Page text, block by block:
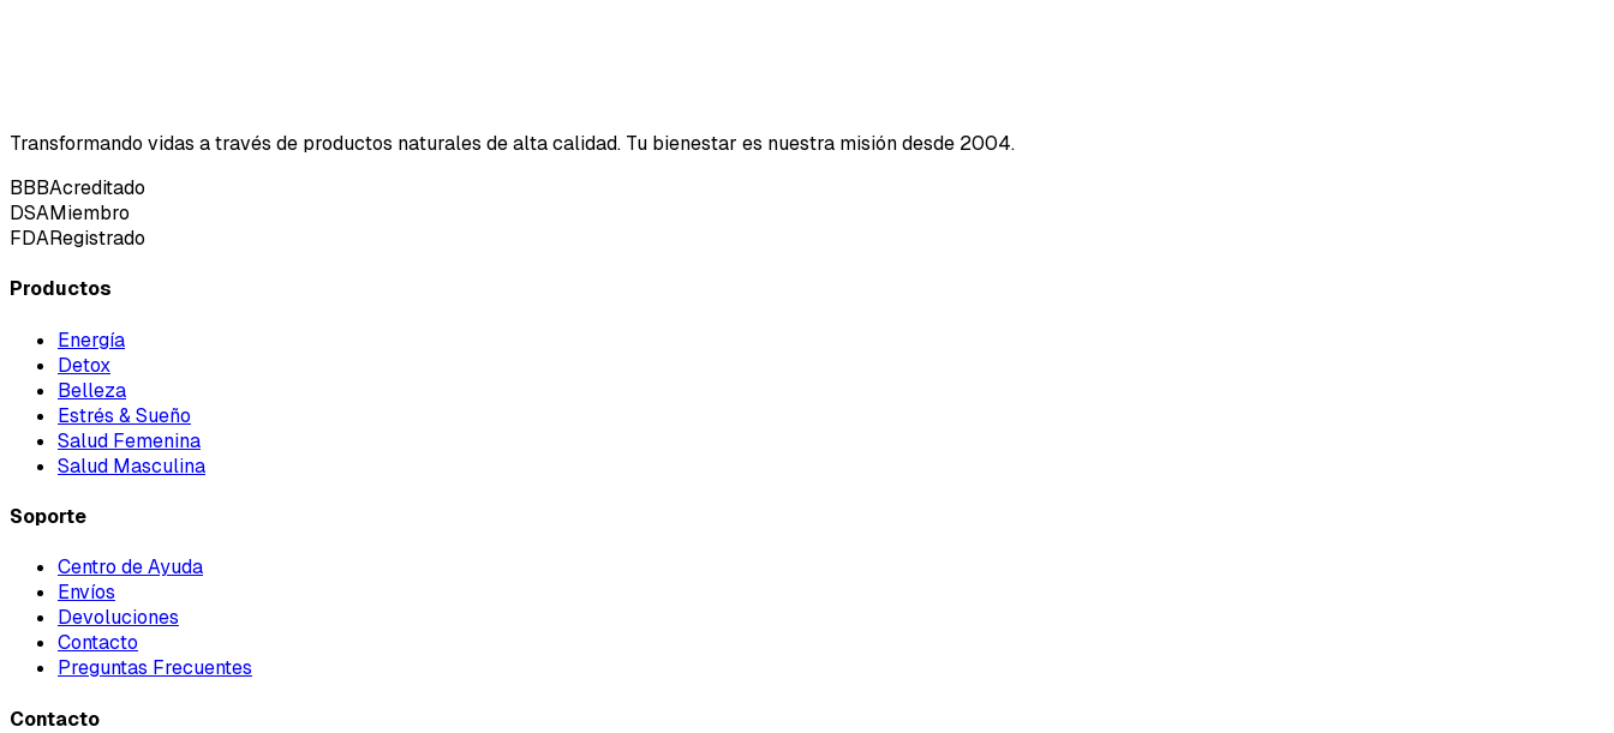
Transformando vidas a través de productos naturales de alta calidad. Tu bienestar es nuestra misión desde 2004.
BBBAcreditado
DSAMiembro
FDARegistrado
Productos
Energía
Detox
Belleza
Estrés & Sueño
Salud Femenina
Salud Masculina
Soporte
Centro de Ayuda
Envíos
Devoluciones
Contacto
Preguntas Frecuentes
Contacto